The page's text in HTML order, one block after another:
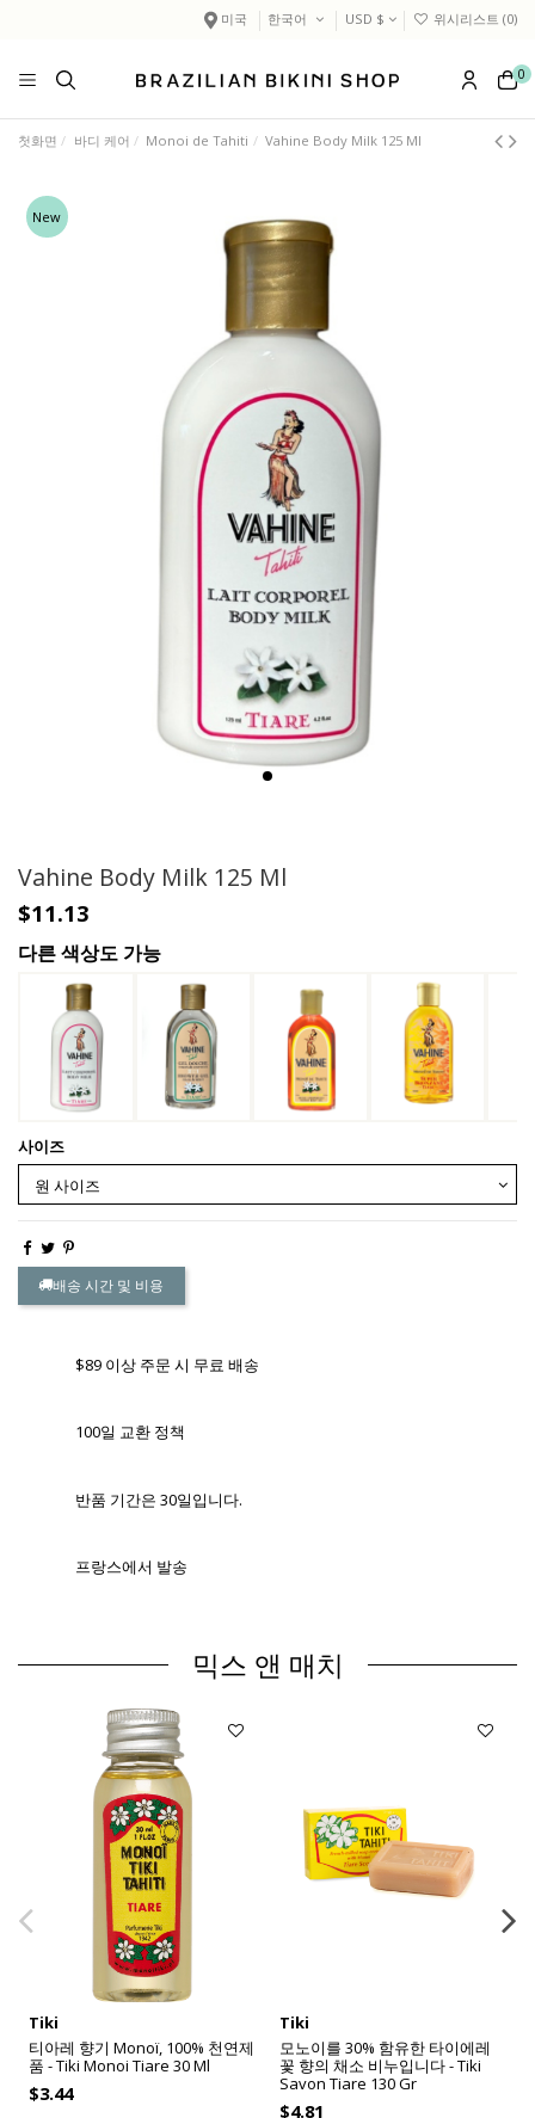
미국 한국어 USD $ 위시리스트 (0)
0
첫화면 바디 케어 Monoi de Tahiti Vahine Body Milk 125 Ml
New
Vahine Body Milk 125 Ml
$11.13
다른 색상도 가능
사이즈
배송 시간 및 비용
$89 이상 주문 시 무료 배송
100일 교환 정책
반품 기간은 30일입니다.
프랑스에서 발송
믹스 앤 매치
Tiki
티아레 향기 Monoï, 100% 천연제
품 - Tiki Monoi Tiare 30 Ml
$3.44
Tiki
모노이를 30% 함유한 타이에레
꽃 향의 채소 비누입니다 - Tiki
Savon Tiare 130 Gr
$4.81